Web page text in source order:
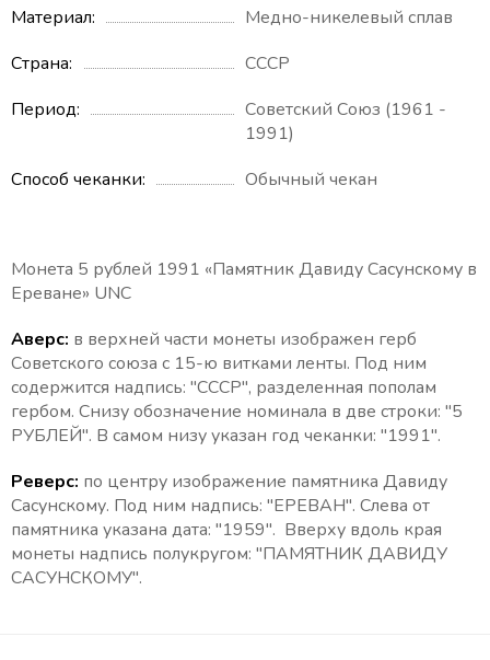
Материал
Медно-никелевый сплав
Страна
СССР
Период
Советский Союз (1961 -
1991)
Способ чеканки
Обычный чекан
Монета 5 рублей 1991 «Памятник Давиду Сасунскому в
Ереване» UNC
Аверс: в верхней части монеты изображен герб
Советского союза с 15-ю витками ленты. Под ним
содержится надпись: "СССР", разделенная пополам
гербом. Снизу обозначение номинала в две строки: "5
РУБЛЕЙ". В самом низу указан год чеканки: "1991".
Реверс: по центру изображение памятника Давиду
Сасунскому. Под ним надпись: "ЕРЕВАН". Слева от
памятника указана дата: "1959". Вверху вдоль края
монеты надпись полукругом: "ПАМЯТНИК ДАВИДУ
САСУНСКОМУ".